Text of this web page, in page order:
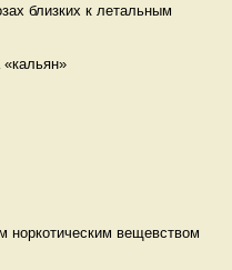
близких к летальным
норкотическим вещевством